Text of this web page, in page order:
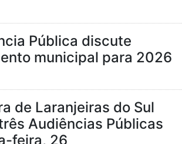
Pública discute
municipal para 2026
de Laranjeiras do Sul
Audiências Públicas
feira, 26